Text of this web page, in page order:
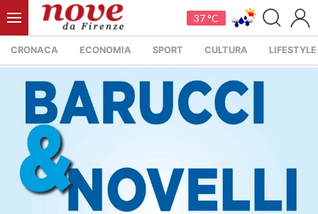
37 °C
CRONACA ECONOMIA SPORT CULTURA LIFESTYLE